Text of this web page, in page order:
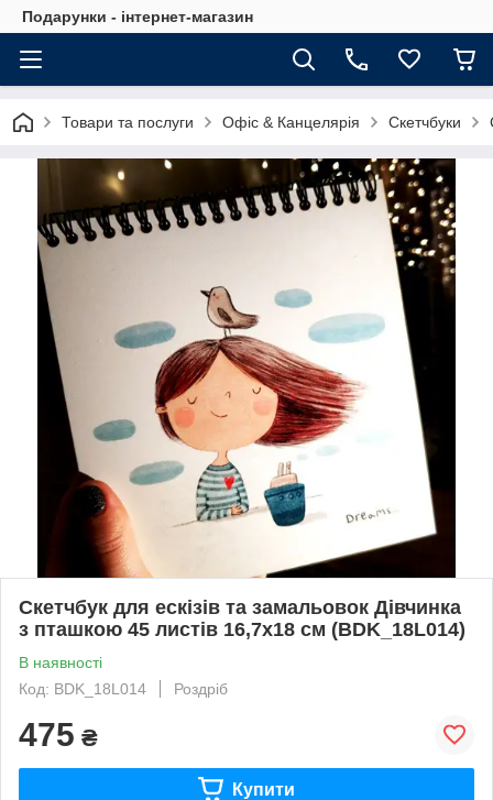
Подарунки - інтернет-магазин
Товари та послуги Офіс & Канцелярія Скетчбуки
Скетчбук для ескізів та замальовок Дівчинка
з пташкою 45 листів 16,7х18 см (BDK_18L014)
В наявності
Код: BDK_18L014
Роздріб
475 ₴
Купити